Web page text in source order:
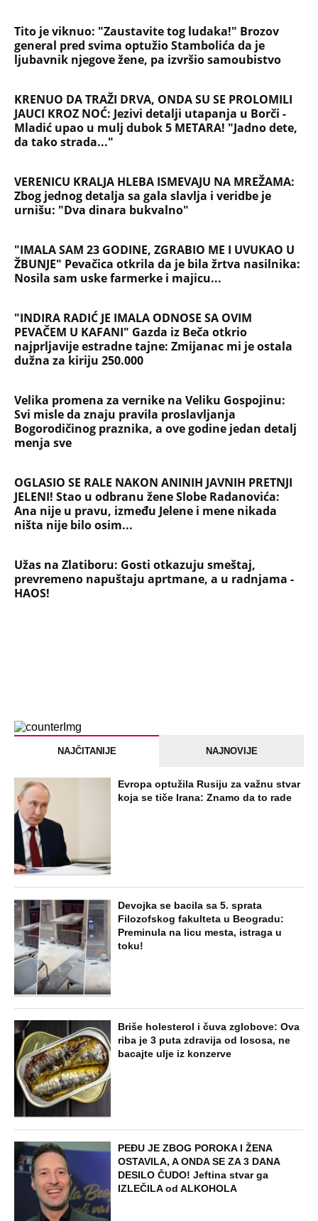
Tito je viknuo: "Zaustavite tog ludaka!" Brozov
general pred svima optužio Stambolića da je
ljubavnik njegove žene, pa izvršio samoubistvo
KRENUO DA TRAŽI DRVA, ONDA SU SE PROLOMILI
JAUCI KROZ NOĆ: Jezivi detalji utapanja u Borči -
Mladić upao u mulj dubok 5 METARA! "Jadno dete,
da tako strada..."
VERENICU KRALJA HLEBA ISMEVAJU NA MREŽAMA:
Zbog jednog detalja sa gala slavlja i veridbe je
urnišu: "Dva dinara bukvalno"
"IMALA SAM 23 GODINE, ZGRABIO ME I UVUKAO U
ŽBUNJE" Pevačica otkrila da je bila žrtva nasilnika:
Nosila sam uske farmerke i majicu...
"INDIRA RADIĆ JE IMALA ODNOSE SA OVIM
PEVAČEM U KAFANI" Gazda iz Beča otkrio
najprljavije estradne tajne: Zmijanac mi je ostala
dužna za kiriju 250.000
Velika promena za vernike na Veliku Gospojinu:
Svi misle da znaju pravila proslavljanja
Bogorodičinog praznika, a ove godine jedan detalj
menja sve
OGLASIO SE RALE NAKON ANINIH JAVNIH PRETNJI
JELENI! Stao u odbranu žene Slobe Radanovića:
Ana nije u pravu, između Jelene i mene nikada
ništa nije bilo osim...
Užas na Zlatiboru: Gosti otkazuju smeštaj,
prevremeno napuštaju aprtmane, a u radnjama -
HAOS!
NAJČITANIJE NAJNOVIJE
Evropa optužila Rusiju za važnu stvar
koja se tiče Irana: Znamo da to rade
Devojka se bacila sa 5. sprata
Filozofskog fakulteta u Beogradu:
Preminula na licu mesta, istraga u
toku!
Briše holesterol i čuva zglobove: Ova
riba je 3 puta zdravija od lososa, ne
bacajte ulje iz konzerve
PEĐU JE ZBOG POROKA I ŽENA
OSTAVILA, A ONDA SE ZA 3 DANA
DESILO ČUDO! Jeftina stvar ga
IZLEČILA od ALKOHOLA